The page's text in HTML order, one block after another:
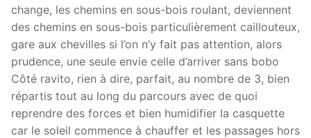
change, les chemins en sous-bois roulant, deviennent
des chemins en sous-bois particulièrement caillouteux,
gare aux chevilles si l’on n’y fait pas attention, alors
prudence, une seule envie celle d’arriver sans bobo
Côté ravito, rien à dire, parfait, au nombre de 3, bien
répartis tout au long du parcours avec de quoi
reprendre des forces et bien humidifier la casquette
car le soleil commence à chauffer et les passages hors